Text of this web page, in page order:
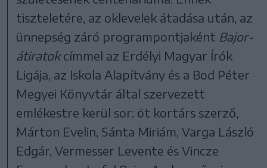
tiszteletére, az oklevelek átadása után, az
ünnepség záró programpontjaként Bajor-
átiratokcímmel az Erdélyi Magyar Írók
Ligája, az Iskola Alapítvány és a Bod Péter
Megyei Könyvtár által szervezett
emlékestre kerül sor: öt kortárs szerző,
Márton Evelin, Sánta Miriám, Varga László
Edgár, Vermesser Levente és Vincze